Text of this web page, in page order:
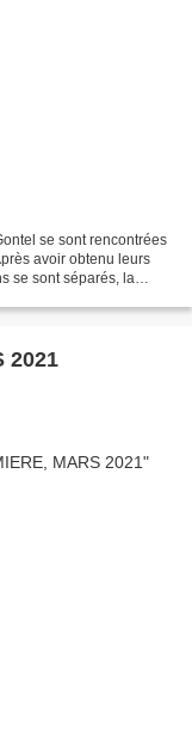
se sont rencontrées
avoir obtenu leurs
se sont séparés, la
2021